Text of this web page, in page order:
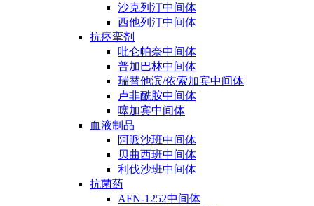
沙克列汀中间体
西他列汀中间体
抗痉挛剂
吡仑帕奈中间体
普加巴林中间体
瑞替他滨/依索加宾中间体
卢非酰胺中间体
噻加宾中间体
血液制品
阿哌沙班中间体
贝曲西班中间体
利伐沙班中间体
抗菌药
AFN-1252中间体